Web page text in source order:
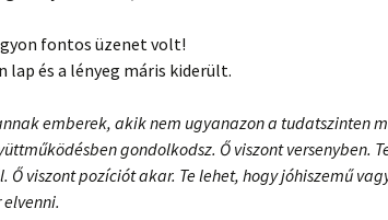
fontos üzenet volt!
lap és a lényeg máris kiderült.
emberek, akik nem ugyanazon a tudatszinten
gondolkodsz. Ő viszont versenyben.
Ő viszont pozíciót akar. Te lehet, hogy jóhiszemű